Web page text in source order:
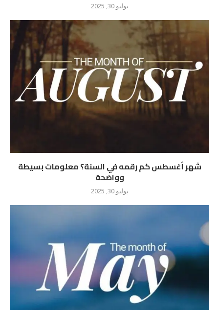
يوليو 30, 2025
شهر أغسطس كم رقمه في السنة؟ معلومات بسيطة
وواضحة
يوليو 30, 2025